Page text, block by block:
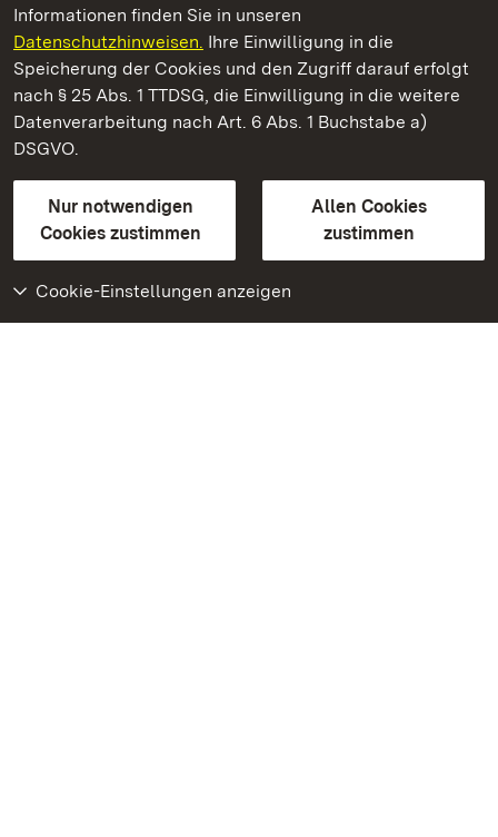
Informationen finden Sie in unseren
Datenschutzhinweisen. Ihre Einwilligung in die
Speicherung der Cookies und den Zugriff darauf erfolgt
nach § 25 Abs. 1 TTDSG, die Einwilligung in die weitere
Datenverarbeitung nach Art. 6 Abs. 1 Buchstabe a)
DSGVO.
Nur notwendigen
Cookies zustimmen
Allen Cookies
zustimmen
Cookie-Einstellungen anzeigen
Staatliche Schlösser und Gärten Baden‑Württemberg
Staatliche Schlösser und Gärten Baden-Württemberg
Kontakt
GebärdenspracheLeichte Sprache
Erklärung zur Barrierefreiheit
BITV-konform (geprüfte Seiten)
Weiteres